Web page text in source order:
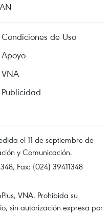
Condiciones de Uso
Apoyo
VNA
Publicidad
el 11 de septiembre de
y Comunicación.
Fax: (024) 39411348
VNA. Prohibida su
sin autorización expresa por